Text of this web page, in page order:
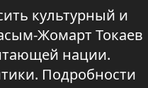
культурный и
Жомарт Токаев
нации.
Подробности